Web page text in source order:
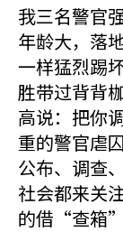
我三名警官
年龄大，落
一样猛烈踢
胜带过背背
高说：把你
重的警官虐
公布、调查
社会都来关
的借“查箱”